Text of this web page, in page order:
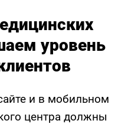
уровень
и в мобильном
центра должны